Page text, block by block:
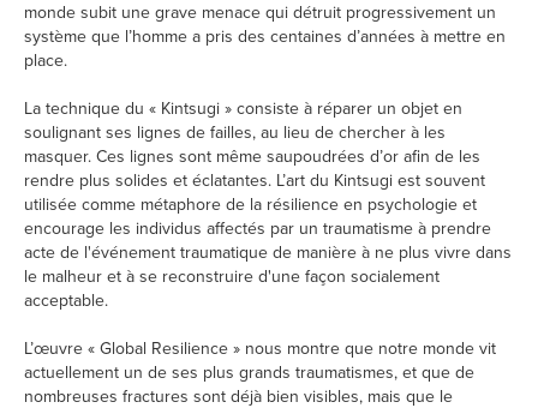
monde subit une grave menace qui détruit progressivement un
système que l’homme a pris des centaines d’années à mettre en
place.
La technique du « Kintsugi » consiste à réparer un objet en
soulignant ses lignes de failles, au lieu de chercher à les
masquer. Ces lignes sont même saupoudrées d’or afin de les
rendre plus solides et éclatantes. L’art du Kintsugi est souvent
utilisée comme métaphore de la résilience en psychologie et
encourage les individus affectés par un traumatisme à prendre
acte de l'événement traumatique de manière à ne plus vivre dans
le malheur et à se reconstruire d'une façon socialement
acceptable.
L’œuvre « Global Resilience » nous montre que notre monde vit
actuellement un de ses plus grands traumatismes, et que de
nombreuses fractures sont déjà bien visibles, mais que le